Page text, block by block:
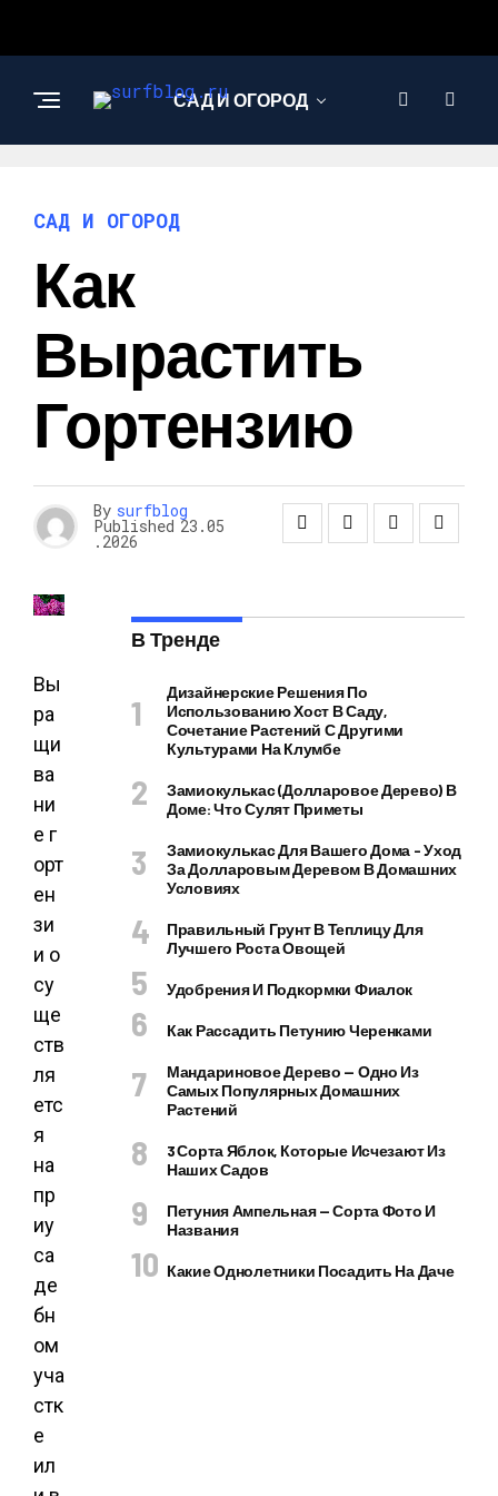
САД И ОГОРОД
САД И ОГОРОД
Как
Вырастить
Гортензию
By surfblog
Published 23.05
.2026
Вы
ра
щи
ва
ни
е г
орт
ен
зи
и о
су
ще
ств
ля
етс
я
на
пр
иу
са
де
бн
ом
уча
стк
е
ил
В Тренде
Дизайнерские Решения По
Использованию Хост В Саду,
Сочетание Растений С Другими
Культурами На Клумбе
Замиокулькас (долларовое Дерево) В
Доме: Что Сулят Приметы
Замиокулькас Для Вашего Дома – Уход
За Долларовым Деревом В Домашних
Условиях
Правильный Грунт В Теплицу Для
Лучшего Роста Овощей
Удобрения И Подкормки Фиалок
Как Рассадить Петунию Черенками
Мандариновое Дерево — Одно Из
Самых Популярных Домашних
Растений
3 Сорта Яблок, Которые Исчезают Из
Наших Садов
Петуния Ампельная — Сорта Фото И
Названия
Какие Однолетники Посадить На Даче